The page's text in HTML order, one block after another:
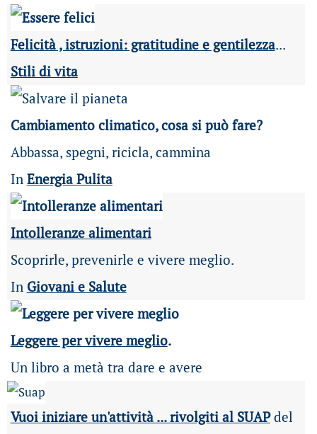
Felicità , istruzioni: gratitudine e gentilezza...
Stili di vita
Cambiamento climatico, cosa si può fare?
Abbassa, spegni, ricicla, cammina
In Energia Pulita
Intolleranze alimentari
Scoprirle, prevenirle e vivere meglio.
In Giovani e Salute
Leggere per vivere meglio.
Un libro a metà tra dare e avere
Vuoi iniziare un'attività ... rivolgiti al SUAPdel